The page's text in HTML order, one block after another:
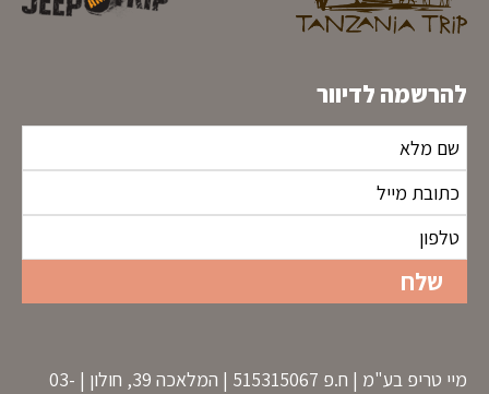
להרשמה לדיוור
מיי טריפ בע"מ | ח.פ 515315067 | המלאכה 39, חולון | 03-